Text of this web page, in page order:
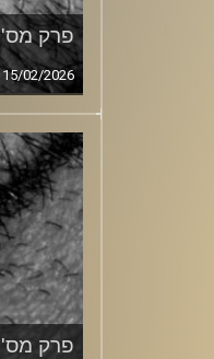
פרק מס'
15/02/2026
פרק מס'